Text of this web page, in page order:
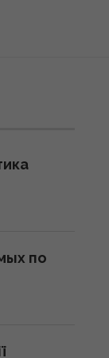
по